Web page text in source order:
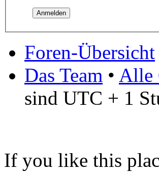
Foren-Übersicht
Das Team • Alle
sind UTC + 1
If you like this